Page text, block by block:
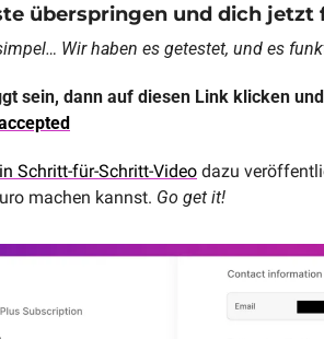
überspringen und dich jetzt
Wir haben es getestet, und es
Schritt-für-Schritt-Video dazu
machen kannst. Go get it!